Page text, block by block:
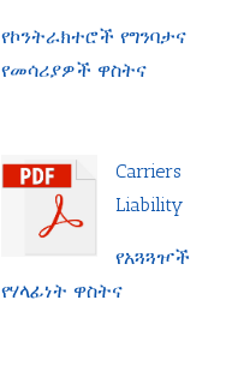
የኮንትራክተሮች የግንባታና
የመሳሪያዎች ዋስትና
Carriers
Liability
የአጓጓዦች
የሃላፊነት ዋስትና